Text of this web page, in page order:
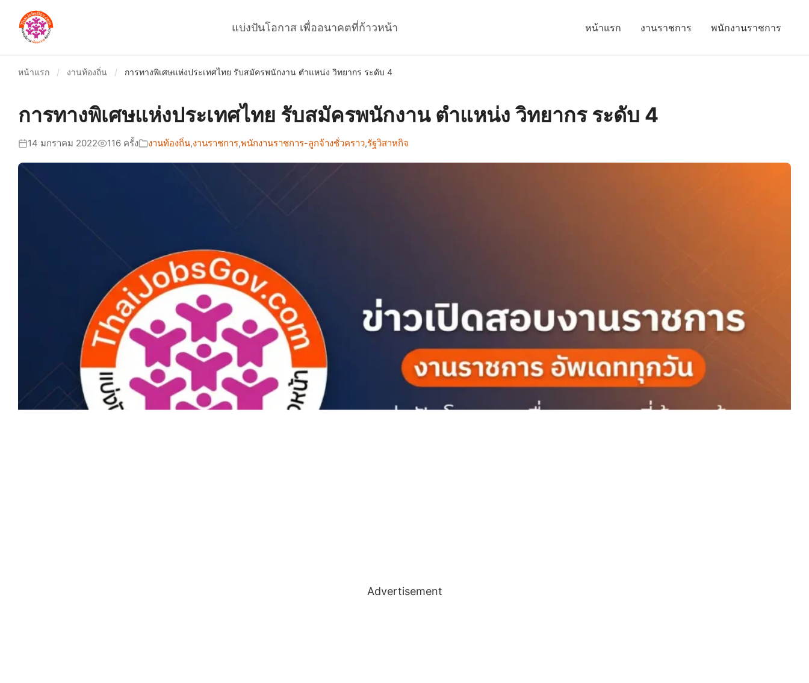
แบ่งปันโอกาส เพื่ออนาคตที่ก้าวหน้า หน้าแรก งานราชการ พนักงานราชการ
หน้าแรก / งานท้องถิ่น / การทางพิเศษแห่งประเทศไทย รับสมัครพนักงาน ตำแหน่ง วิทยากร ระดับ 4
การทางพิเศษแห่งประเทศไทย รับสมัครพนักงาน ตำแหน่ง วิทยากร ระดับ 4
14 มกราคม 2022 116 ครั้ง งานท้องถิ่น,งานราชการ,พนักงานราชการ-ลูกจ้างชั่วคราว,รัฐวิสาหกิจ
Advertisement